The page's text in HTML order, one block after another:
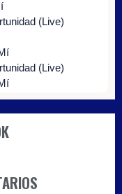
(Live)
(Live)
(Live)